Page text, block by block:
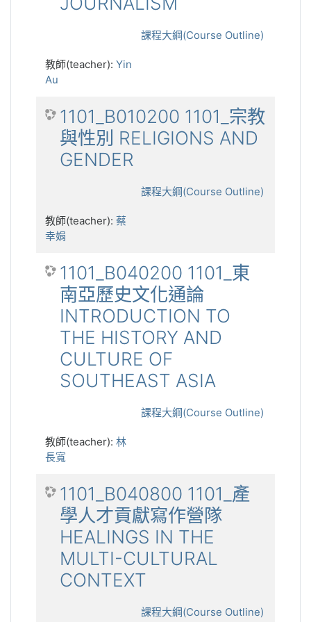
課程大綱(Course Outline)
教師(teacher): Yin
Au
1101_B010200 1101_宗教
與性別 RELIGIONS AND
GENDER
課程大綱(Course Outline)
教師(teacher): 蔡
幸娟
1101_B040200 1101_東
南亞歷史文化通論
INTRODUCTION TO
THE HISTORY AND
CULTURE OF
SOUTHEAST ASIA
課程大綱(Course Outline)
教師(teacher): 林
長寬
1101_B040800 1101_產
學人才貢獻寫作營隊
HEALINGS IN THE
MULTI-CULTURAL
CONTEXT
課程大綱(Course Outline)